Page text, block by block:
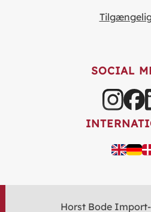
SOCIAL
Horst Bode